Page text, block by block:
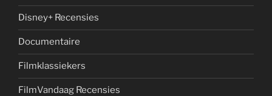
Disney+ Recensies
Documentaire
Filmklassiekers
FilmVandaag Recensies